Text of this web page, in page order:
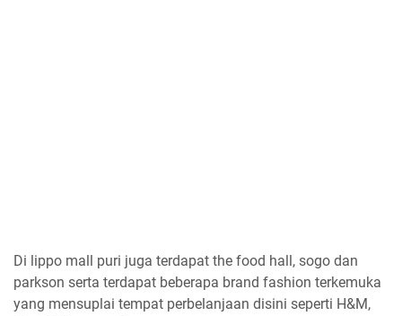
Di lippo mall puri juga terdapat the food hall, sogo dan
parkson serta terdapat beberapa brand fashion terkemuka
yang mensuplai tempat perbelanjaan disini seperti H&M,